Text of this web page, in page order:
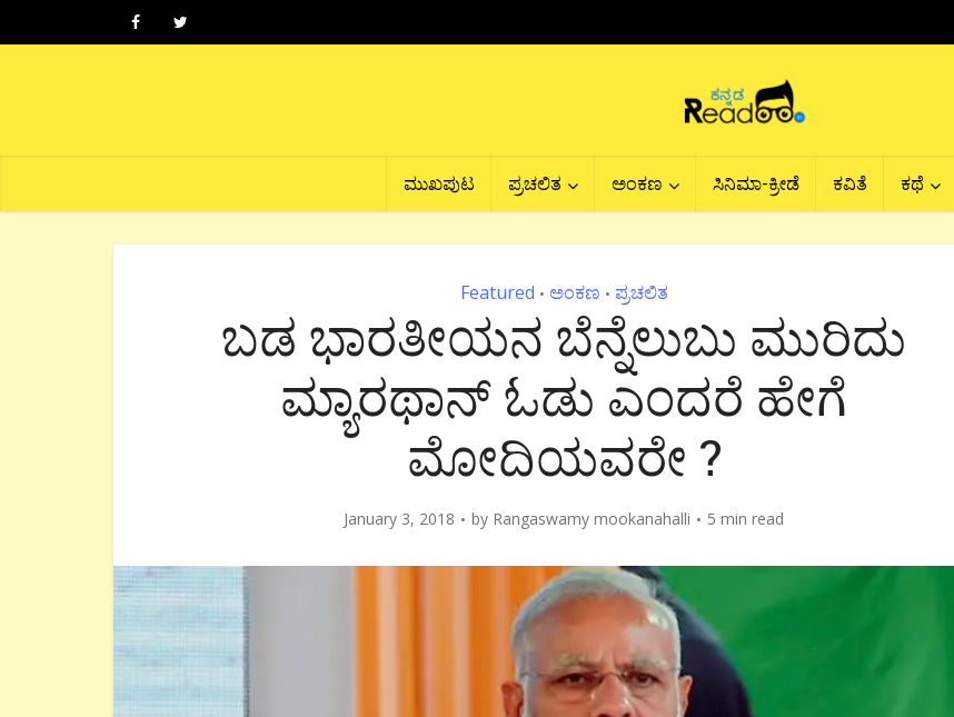
ಮುಖಪುಟ ಪ್ರಚಲಿತ ಅಂಕಣ ಸಿನಿಮಾ-ಕ್ರೀಡೆ ಕವಿತೆ ಕಥೆ
Featured • ಅಂಕಣ • ಪ್ರಚಲಿತ
ಬಡ ಭಾರತೀಯನ ಬೆನ್ನೆಲುಬು ಮುರಿದು
ಮ್ಯಾರಥಾನ್ ಓಡು ಎಂದರೆ ಹೇಗೆ
ಮೋದಿಯವರೇ ?
January 3, 2018 by Rangaswamy mookanahalli 5 min read